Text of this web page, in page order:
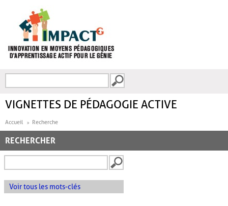
FORMULAIRE DE
VIGNETTES DE PÉDAGOGIE ACTIVE
Accueil Recherche
RECHERCHER
Voir tous les mots-clés